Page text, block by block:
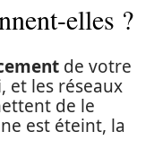
elles ?
de votre
, et les réseaux
de le
est éteint, la